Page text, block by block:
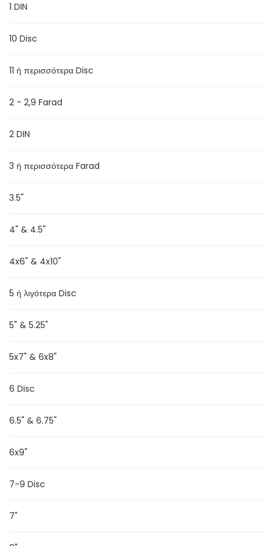
1 DIN
10 Disc
11 ή περισσότερα Disc
2 - 2,9 Farad
2 DIN
3 ή περισσότερα Farad
3.5"
4" & 4.5"
4x6" & 4x10"
5 ή λιγότερα Disc
5" & 5.25"
5x7" & 6x8"
6 Disc
6.5" & 6.75"
6x9"
7-9 Disc
7"
ΦΑΣΕΣ ΠΡΟΦΥΛΑΚΤΗΡΑ Ε-CLASS W211